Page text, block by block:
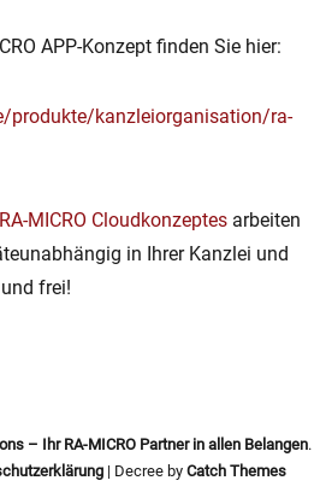
APP-Konzept finden Sie hier:
produkte/kanzleiorganisation/ra-
RA-MICRO Cloudkonzeptes arbeiten
in Ihrer Kanzlei und
frei!
– Ihr RA-MICRO Partner in allen Belangen.
| Decree by Catch Themes